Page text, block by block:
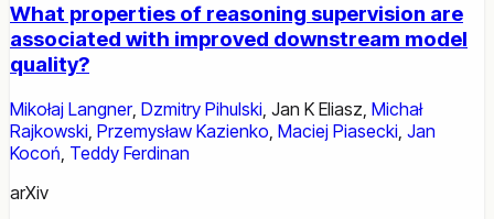
What properties of reasoning supervision are
associated with improved downstream model
quality?
Mikołaj Langner, Dzmitry Pihulski Jan K Eliasz Michał
Rajkowski Przemysław Kazienko Maciej Piasecki Jan
Kocoń Teddy Ferdinan
arXiv